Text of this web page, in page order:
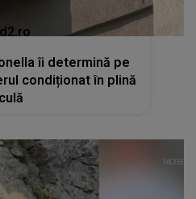
îi determină pe
condiționat în plină